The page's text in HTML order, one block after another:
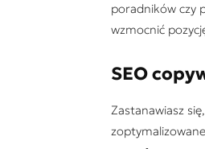
poradników czy
wzmocnić
SEO
Zastanawiasz